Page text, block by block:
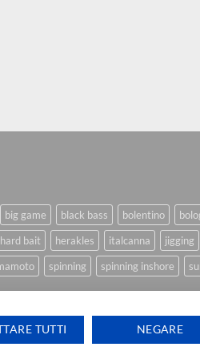
big game black bass bolentino
hard bait herakles italcanna jigging
spinning spinning inshore
TUTTI NEGARE